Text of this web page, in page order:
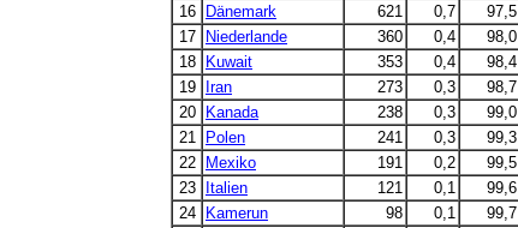
16
Dänemark 621 0,7
97,5
17
Niederlande 360 0,4
98,0
18
Kuwait 353 0,4
98,4
19
Iran 273 0,3
98,7
20
Kanada 238 0,3
99,0
21
Polen 241 0,3
99,3
22
Mexiko 191 0,2
99,5
23
Italien 121 0,1
99,6
24
Kamerun 98 0,1
99,7